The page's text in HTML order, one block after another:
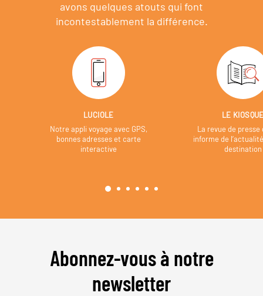
avons quelques atouts qui font
incontestablement la différence.
LUCIOLE
Notre appli voyage avec GPS,
bonnes adresses et carte
interactive
LE
La revue de presse
informe de
destination
Abonnez-vous à notre
newsletter